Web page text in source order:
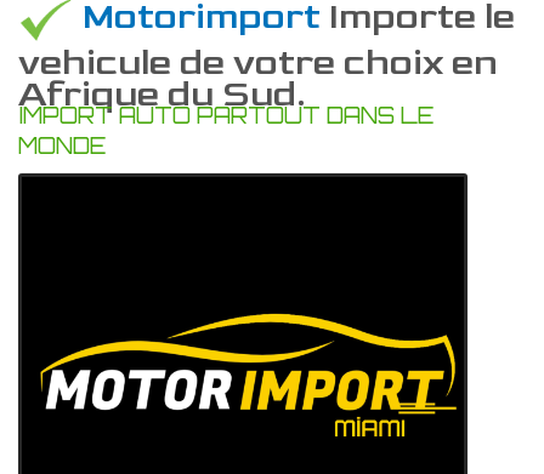
Motorimport Importe le
vehicule de votre choix en
Afrique du Sud.
IMPORT AUTO PARTOUT DANS LE
MONDE